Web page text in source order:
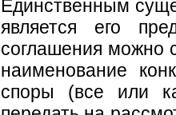
Единственным
является его
соглашения можно
наименование
споры (все или